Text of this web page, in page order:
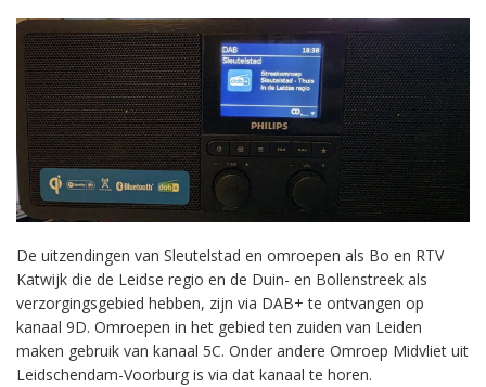
De uitzendingen van Sleutelstad en omroepen als Bo en RTV
Katwijk die de Leidse regio en de Duin- en Bollenstreek als
verzorgingsgebied hebben, zijn via DAB+ te ontvangen op
kanaal 9D. Omroepen in het gebied ten zuiden van Leiden
maken gebruik van kanaal 5C. Onder andere Omroep Midvliet uit
Leidschendam-Voorburg is via dat kanaal te horen.